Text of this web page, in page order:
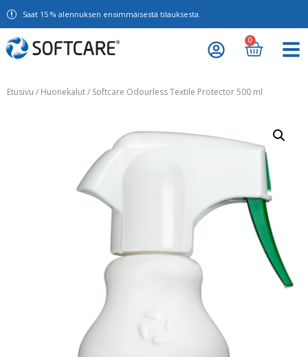
Saat 15 % alennuksen ensimmäisestä tilauksesta.
0
Etusivu / Huonekalut/ Softcare Odourless Textile Protector 500 ml